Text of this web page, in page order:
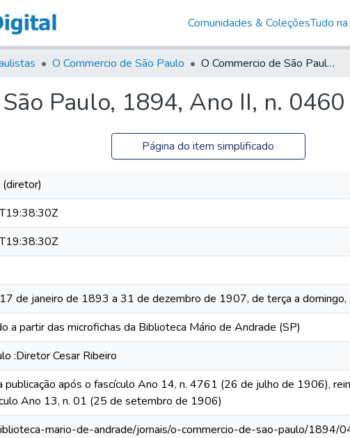
Comunidades & ColeçõesTudo
O Commercio de São Paulo O Commercio de São Paulo, 1894, Ano II, n. 0460
Paulo, 1894, Ano II, n. 0460
Página do item simplificado
(diretor)
de janeiro de 1893 a 31 de dezembro de 1907, de terça a
a partir das microfichas da Biblioteca Mário de Andrade (SP)
:Diretor Cesar Ribeiro
publicação após o fascículo Ano 14, n. 4761 (26 de julho de 1906),
Ano 13, n. 01 (25 de setembro de 1906)
mario-de-andrade/jornais/o-commercio-de-sao-paulo/1894/